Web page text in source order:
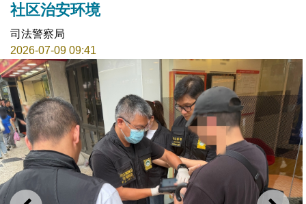
社区治安环境
司法警察局
2026-07-09 09:41